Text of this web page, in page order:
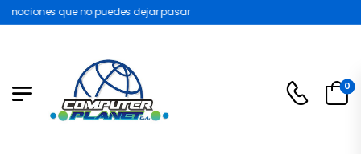
que no puedes dejar pasar
0